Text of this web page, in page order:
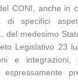
CONI, anche in
di specifici
del medesimo
Legislativo 23
e